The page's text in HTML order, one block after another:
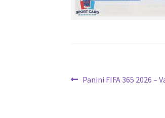
Navigation
Article
Panini FIFA 365 2026 –